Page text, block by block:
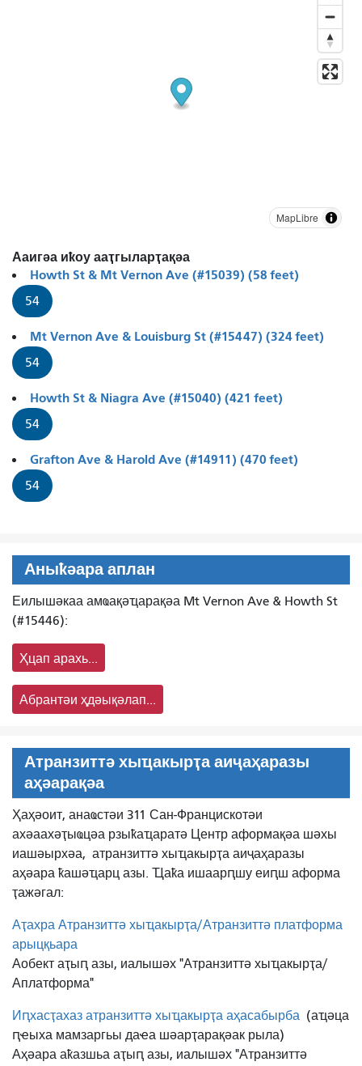
MapLibre
Ааигәа иҟоу ааҭгыларҭақәа
Howth St & Mt Vernon Ave (#15039) (58 feet)
54
Mt Vernon Ave & Louisburg St (#15447) (324 feet)
54
Howth St & Niagra Ave (#15040) (421 feet)
54
Grafton Ave & Harold Ave (#14911) (470 feet)
54
Аныҟәара аплан
Еилышәкаа амҩақәҵарақәа Mt Vernon Ave & Howth St
(#15446):
Ҳцап арахь...
Абрантәи ҳдәықәлап...
Атранзиттә хыҵакырҭа аиҷаҳаразы
аҳәарақәа
Ҳаҳәоит, анаҩстәи 311 Сан-Францискотәи
ахәаахәҭыҩцәа рзыҟаҵаратә Центр аформақәа шәхы
иашәырхәа, атранзиттә хыҵакырҭа аиҷаҳаразы
аҳәара ҟашәҵарц азы. Ҵаҟа ишаарԥшу еиԥш аформа
ҭажәгал:
Аҭахра Атранзиттә хыҵакырҭа/Атранзиттә платформа
арыцқьара
Аобект аҭыԥ азы, иалышәх "Атранзиттә хыҵакырҭа/
Аплатформа"
Иԥхасҭахаз атранзиттә хыҵакырҭа аҳасабырба (аҵәца
ԥҽыха мамзаргьы даҽа шәарҭарақәак рыла)
Аҳәара аҟазшьа аҭыԥ азы, иалышәх "Атранзиттә